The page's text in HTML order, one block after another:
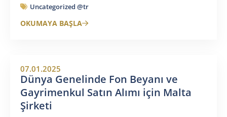
Uncategorized @tr
OKUMAYA BAŞLA
07.01.2025
Dünya Genelinde Fon Beyanı ve
Gayrimenkul Satın Alımı için Malta
Şirketi